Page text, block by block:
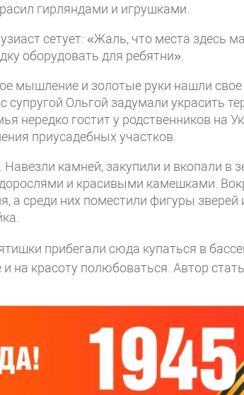
гирляндами и игрушками.
сетует: «Жаль, что места здесь
оборудовать для ребятни».
мышление и золотые руки нашли
супругой Ольгой задумали украсить
нередко гостит у родственников на
приусадебных участков.
Навезли камней, закупили и вкопали в
и красивыми камешками.
а среди них поместили фигуры
прибегали сюда купаться в
на красоту полюбоваться. Автор